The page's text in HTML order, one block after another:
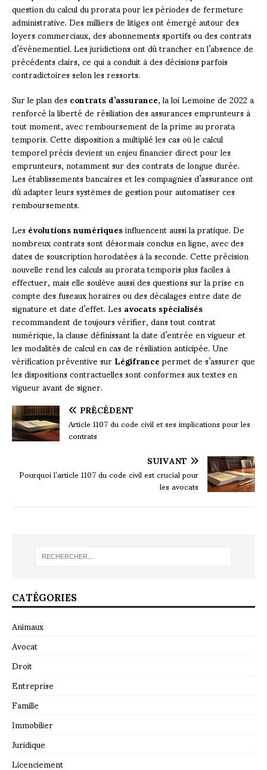
question du calcul du prorata pour les périodes de fermeture
administrative. Des milliers de litiges ont émergé autour des
loyers commerciaux, des abonnements sportifs ou des contrats
d’événementiel. Les juridictions ont dû trancher en l’absence de
précédents clairs, ce qui a conduit à des décisions parfois
contradictoires selon les ressorts.
Sur le plan descontrats d’assurance, la loi Lemoine de 2022 a
renforcé la liberté de résiliation des assurances emprunteurs à
tout moment, avec remboursement de la prime au prorata
temporis. Cette disposition a multiplié les cas où le calcul
temporel précis devient un enjeu financier direct pour les
emprunteurs, notamment sur des contrats de longue durée.
Les établissements bancaires et les compagnies d’assurance ont
dû adapter leurs systèmes de gestion pour automatiser ces
remboursements.
Lesévolutions numériquesinfluencent aussi la pratique. De
nombreux contrats sont désormais conclus en ligne, avec des
dates de souscription horodatées à la seconde. Cette précision
nouvelle rend les calculs au prorata temporis plus faciles à
effectuer, mais elle soulève aussi des questions sur la prise en
compte des fuseaux horaires ou des décalages entre date de
signature et date d’effet. Lesavocats spécialisés
recommandent de toujours vérifier, dans tout contrat
numérique, la clause définissant la date d’entrée en vigueur et
les modalités de calcul en cas de résiliation anticipée. Une
vérification préventive surLégifrancepermet de s’assurer que
les dispositions contractuelles sont conformes aux textes en
vigueur avant de signer.
PRÉCÉDENT
Article 1107 du code civil et ses implications pour les
contrats
SUIVANT
Pourquoi l’article 1107 du code civil est crucial pour
les avocats
CATÉGORIES
Animaux
Avocat
Droit
Entreprise
Famille
Immobilier
Juridique
Licenciement